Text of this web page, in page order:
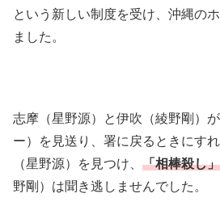
という新しい制度を受け、沖縄の
ました。
志摩（星野源）と伊吹（綾野剛）
ー）を見送り、署に戻るときにす
（星野源）を見つけ、 「相棒殺し」
野剛）は聞き逃しませんでした。